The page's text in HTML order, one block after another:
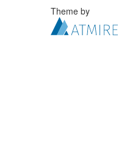
Theme by